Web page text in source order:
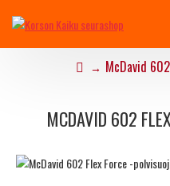
McDavid
MCDAVID 602